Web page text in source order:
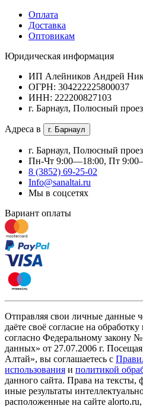
Оплата
Доставка
Оптовикам
Юридическая информация
ИП Алейников Андрей
ОГРН: 304222225800037
ИНН: 222200827103
г. Барнаул, Полюсный
Адреса в г. Барнаул
г. Барнаул, Полюсный
Пн-Чт 9:00—18:00, Пт
8 (3852) 69-25-02
Info@sanaltai.ru
Мы в соцсетях
Вариант оплаты
Отправляя свои личные данные
даёте своё согласие на
согласно Федеральному закону
данных» от 27.07.2006 г.
Алтай», вы соглашаетесь с
использования и политикой
данного сайта. Права на тексты,
иные результаты
расположенные на сайте